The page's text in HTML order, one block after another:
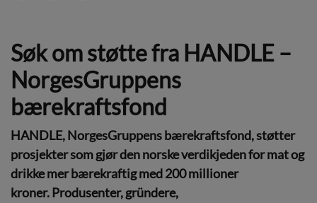
Søk om støtte fra HANDLE –
NorgesGruppens
bærekraftsfond
HANDLE, NorgesGruppensbærekraftsfond, støtter
prosjekter som gjør den norske verdikjeden for mat og
drikke mer bærekraftigmed 200 millioner
kroner.Produsenter, gründere,